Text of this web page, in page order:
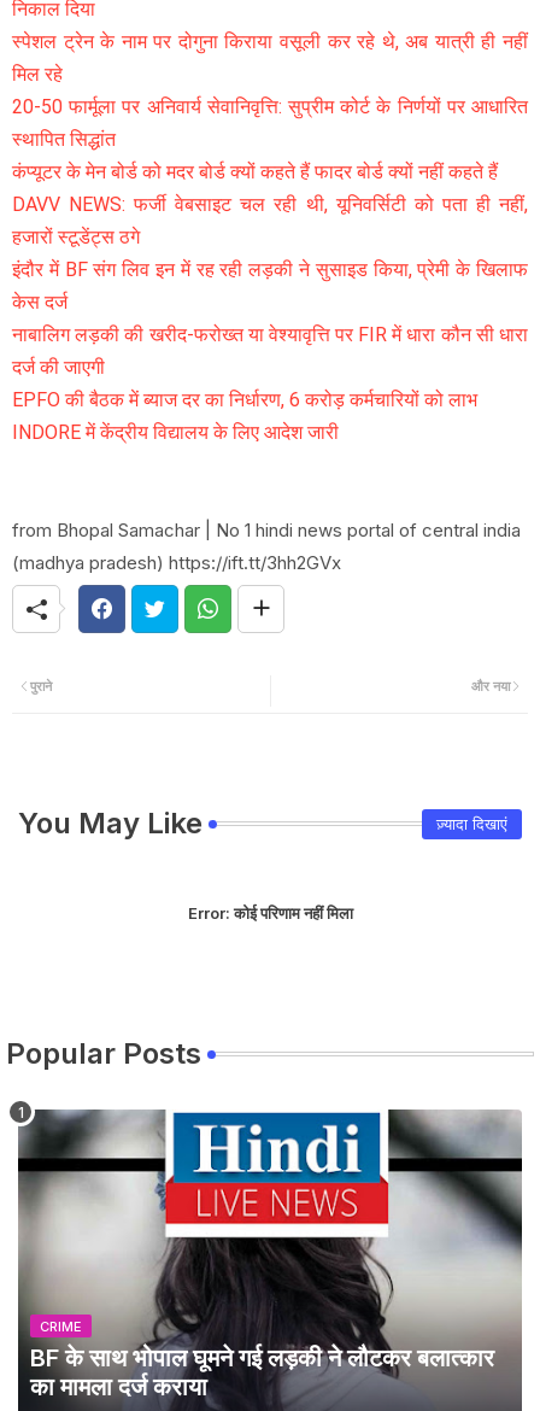
निकाल दिया
स्पेशल ट्रेन के नाम पर दोगुना किराया वसूली कर रहे थे, अब यात्री ही नहीं
मिल रहे
20-50 फार्मूला पर अनिवार्य सेवानिवृत्ति: सुप्रीम कोर्ट के निर्णयों पर आधारित
स्थापित सिद्धांत
कंप्यूटर के मेन बोर्ड को मदर बोर्ड क्यों कहते हैं फादर बोर्ड क्यों नहीं कहते हैं
DAVV NEWS: फर्जी वेबसाइट चल रही थी, यूनिवर्सिटी को पता ही नहीं,
हजारों स्टूडेंट्स ठगे
इंदौर में BF संग लिव इन में रह रही लड़की ने सुसाइड किया, प्रेमी के खिलाफ
केस दर्ज
नाबालिग लड़की की खरीद-फरोख्त या वेश्यावृत्ति पर FIR में धारा कौन सी धारा
दर्ज की जाएगी
EPFO की बैठक में ब्याज दर का निर्धारण, 6 करोड़ कर्मचारियों को लाभ
INDORE में केंद्रीय विद्यालय के लिए आदेश जारी
from Bhopal Samachar | No 1 hindi news portal of central india
(madhya pradesh) https://ift.tt/3hh2GVx
और नया
पुराने
You May Like ज़्यादा दिखाएं
Error:कोई परिणाम नहीं मिला
Popular Posts
CRIME
BF के साथ भोपाल घूमने गई लड़की ने लौटकर बलात्कार
का मामला दर्ज कराया